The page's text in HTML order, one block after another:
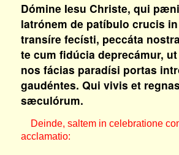
Dómine Iesu Christe, qui
latrónem de patíbulo crucis
transíre fecísti, peccáta
te cum fidúcia deprecámur,
nos fácias paradísi portas
gaudéntes. Qui vivis et
sæculórum.
Deinde, saltem in celebratione
acclamatio: